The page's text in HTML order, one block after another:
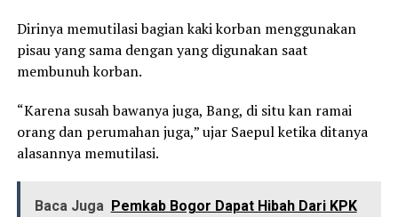
Dirinya memutilasi bagian kaki korban menggunakan
pisau yang sama dengan yang digunakan saat
membunuh korban.
“Karena susah bawanya juga, Bang, di situ kan ramai
orang dan perumahan juga,” ujar Saepul ketika ditanya
alasannya memutilasi.
Baca Juga Pemkab Bogor Dapat Hibah Dari KPK